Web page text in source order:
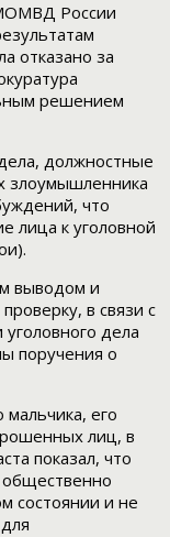
России
отказано за
решением
должностные
злоумышленника
что
лица к уголовной
выводом и
в связи с
дела
поручения о
его
лиц, в
показал, что
состоянии и не